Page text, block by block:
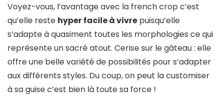
Voyez-vous, l’avantage avec la french crop c’est
qu’elle reste hyper facile à vivre puisqu’elle
s’adapte à quasiment toutes les morphologies ce qui
représente un sacré atout. Cerise sur le gâteau : elle
offre une belle variété de possibilités pour s’adapter
aux différents styles. Du coup, on peut la customiser
à sa guise c’est bien là toute sa force !